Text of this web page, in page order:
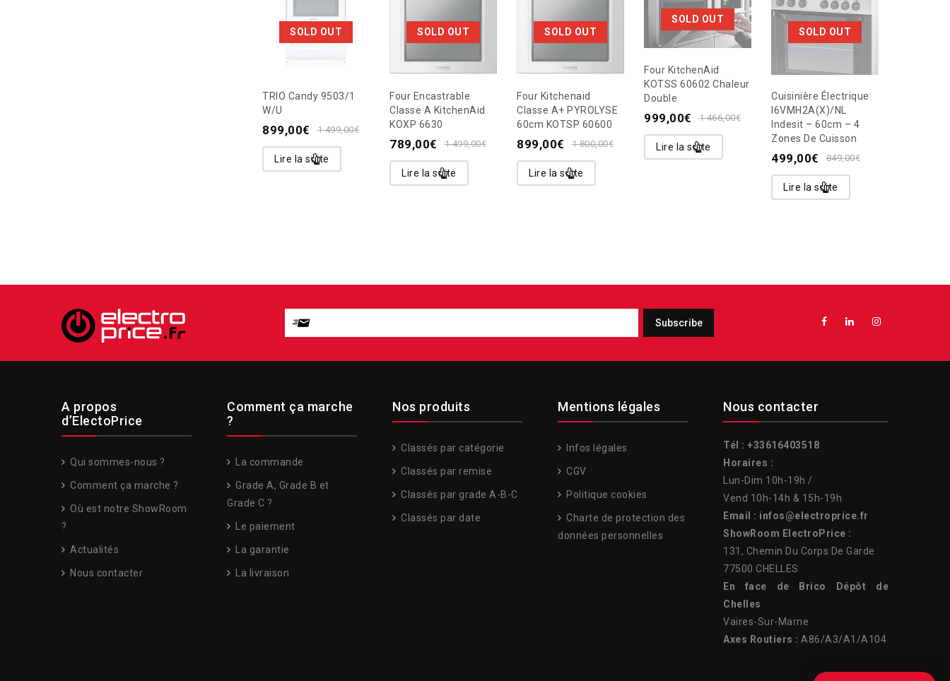
SOLD OUT
TRIO Candy 9503/1
W/U
1 499,00€
899,00€
Lire la suite
SOLD OUT
Four Encastrable
Classe A KitchenAid
KOXP 6630
1 499,00€
789,00€
Lire la suite
SOLD OUT
Four Kitchenaid
Classe A+ PYROLYSE
60cm KOTSP 60600
1 800,00€
899,00€
Lire la suite
SOLD OUT
Four KitchenAid
KOTSS 60602 Chaleur
Double
1 466,00€
999,00€
Lire la suite
SOLD OUT
Cuisinière Électrique
I6VMH2A(X)/NL
Indesit – 60cm – 4
Zones De Cuisson
849,00€
499,00€
Lire la suite
A propos
d’ElectoPrice
Qui sommes-nous ?
Comment ça marche ?
Où est notre ShowRoom
?
Actualités
Nous contacter
Comment ça marche
?
La commande
Grade A, Grade B et
Grade C ?
Le paiement
La garantie
La livraison
Nos produits
Classés par catégorie
Classés par remise
Classés par grade A-B-C
Classés par date
Mentions légales
Infos légales
CGV
Politique cookies
Charte de protection des
données personnelles
Nous contacter
Tél : +33616403518
Horaires :
Lun-Dim 10h-19h /
Vend 10h-14h & 15h-19h
Email : infos@electroprice.fr
ShowRoom ElectroPrice :
131, Chemin Du Corps De Garde
77500 CHELLES
En face de Brico Dépôt de
Chelles
Vaires-Sur-Marne
Axes Routiers : A86/A3/A1/A104